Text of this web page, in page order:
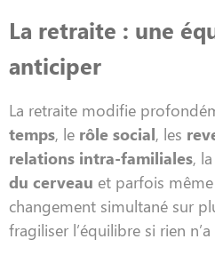
La retraite : une
anticiper
La retraite modifie
temps, le rôle social, les
relations intra-familiales,
du cerveau et parfois
changement simultané sur
fragiliser l’équilibre si rien